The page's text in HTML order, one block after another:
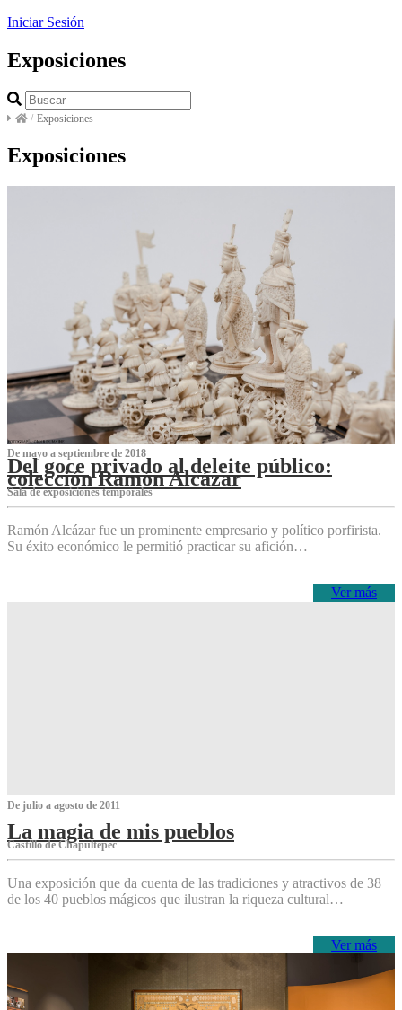
Iniciar Sesión
Exposiciones
/ Exposiciones
Exposiciones
De mayo a septiembre de 2018
Del goce privado al deleite público:
colección Ramón Alcázar
Sala de exposiciones temporales
Ramón Alcázar fue un prominente empresario y político porfirista.
Su éxito económico le permitió practicar su afición…
Ver más
De julio a agosto de 2011
La magia de mis pueblos
Castillo de Chapultepec
Una exposición que da cuenta de las tradiciones y atractivos de 38
de los 40 pueblos mágicos que ilustran la riqueza cultural…
Ver más